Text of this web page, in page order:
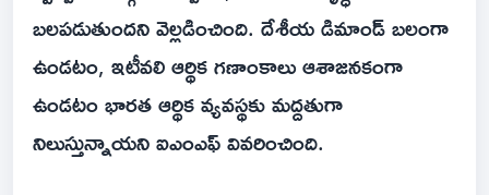
బలపడుతుందని వెల్లడించింది. దేశీయ డిమాండ్‌ బలంగా
ఉండటం, ఇటీవలి ఆర్థిక గణాంకాలు ఆశాజనకంగా
ఉండటం భారత ఆర్థిక వ్యవస్థకు మద్దతుగా
నిలుస్తున్నాయని ఐఎంఎఫ్‌ వివరించింది.